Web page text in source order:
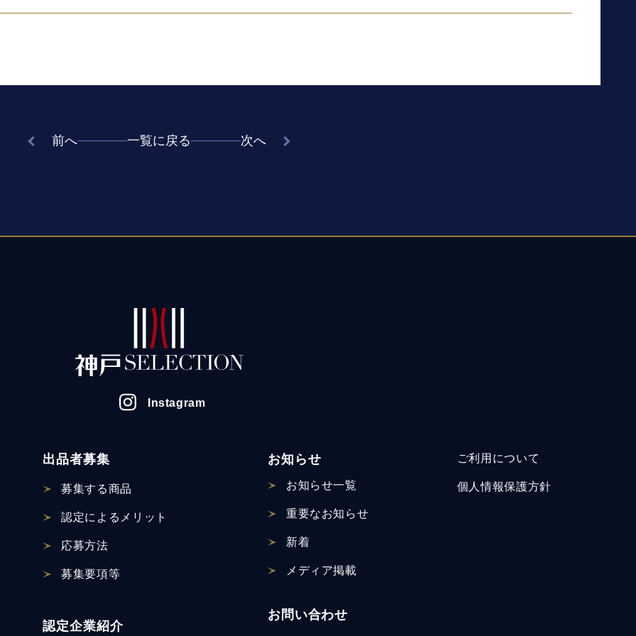
前へ 一覧に戻る 次へ
Instagram
出品者募集
募集する商品
認定による メリット
応募方法
募集要項等
認定企業紹介
お知らせ
お知らせ一覧
重要なお知らせ
新着
メディア掲載
お問い合わせ
ご利用について
個人情報保護方針